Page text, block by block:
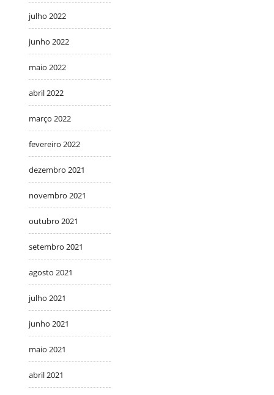
julho 2022
junho 2022
maio 2022
abril 2022
março 2022
fevereiro 2022
dezembro 2021
novembro 2021
outubro 2021
setembro 2021
agosto 2021
julho 2021
junho 2021
maio 2021
abril 2021